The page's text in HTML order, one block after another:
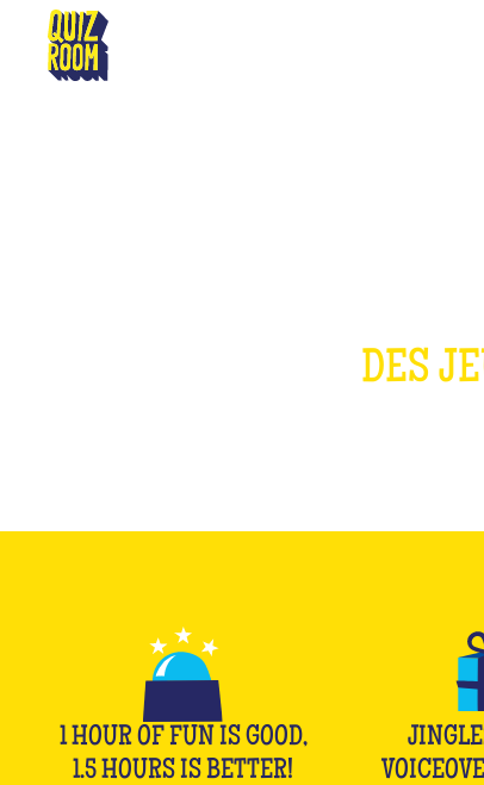
DES
1 HOUR OF FUN IS GOOD,
1.5 HOURS IS BETTER!